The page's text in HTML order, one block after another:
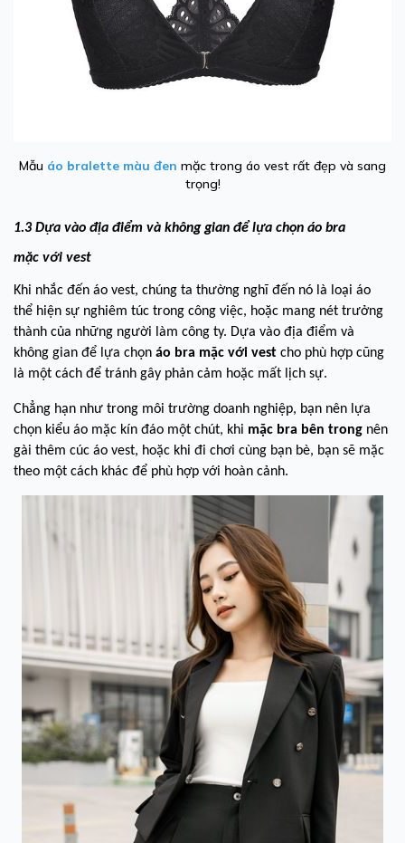
Mẫu áo bralette màu đen mặc trong áo vest rất đẹp và sang
trọng!
1.3 Dựa vào địa điểm và không gian để lựa chọn áo bra
mặc với vest
Khi nhắc đến áo vest, chúng ta thường nghĩ đến nó là loại áo
thể hiện sự nghiêm túc trong công việc, hoặc mang nét trưởng
thành của những người làm công ty. Dựa vào địa điểm và
không gian để lựa chọn áo bra mặc với vest cho phù hợp cũng
là một cách để tránh gây phản cảm hoặc mất lịch sự.
Chẳng hạn như trong môi trường doanh nghiệp, bạn nên lựa
chọn kiểu áo mặc kín đáo một chút, khi mặc bra bên trong nên
gài thêm cúc áo vest, hoặc khi đi chơi cùng bạn bè, bạn sẽ mặc
theo một cách khác để phù hợp với hoàn cảnh.